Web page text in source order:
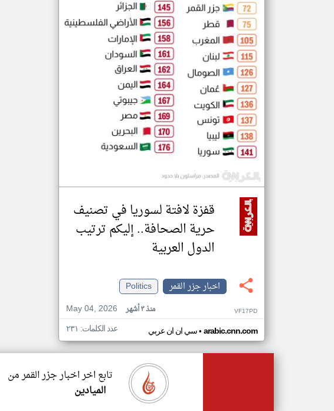
قفزة لافتة لسوريا في تصنيف
حرية الصحافة.. إليكم ترتيب
الدول العربية
اخبار جزر القمر
Politics
May 04, 2026
منذ ٣ أشهر VF17PD
سي ان ان عربي• arabic.cnn.com عدد الكلمات: ٢٣١
تابع اخر اخبار جزر القمر من
الميادين